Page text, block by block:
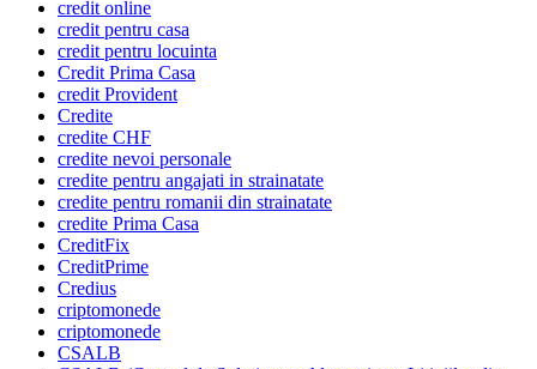
credit online
credit pentru casa
credit pentru locuinta
Credit Prima Casa
credit Provident
Credite
credite CHF
credite nevoi personale
credite pentru angajati in strainatate
credite pentru romanii din strainatate
credite Prima Casa
CreditFix
CreditPrime
Credius
criptomonede
criptomonede
CSALB